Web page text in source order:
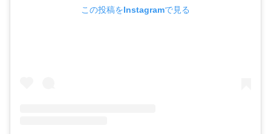
この投稿をInstagramで見る